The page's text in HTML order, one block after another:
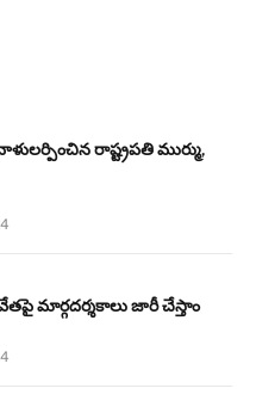
రాష్ట్రపతి ముర్ము,
మార్గదర్శకాలు జారీ చేస్తాం